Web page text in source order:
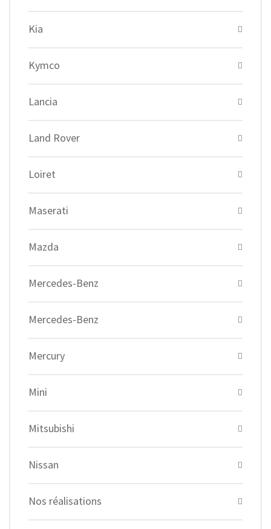
Kia
Kymco
Lancia
Land Rover
Loiret
Maserati
Mazda
Mercedes-Benz
Mercedes-Benz
Mercury
Mini
Mitsubishi
Nissan
Nos réalisations